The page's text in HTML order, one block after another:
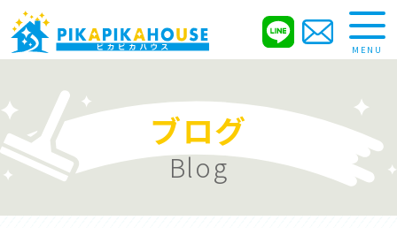
MENU
サービス内容 お試し清掃
ブログ
Blog